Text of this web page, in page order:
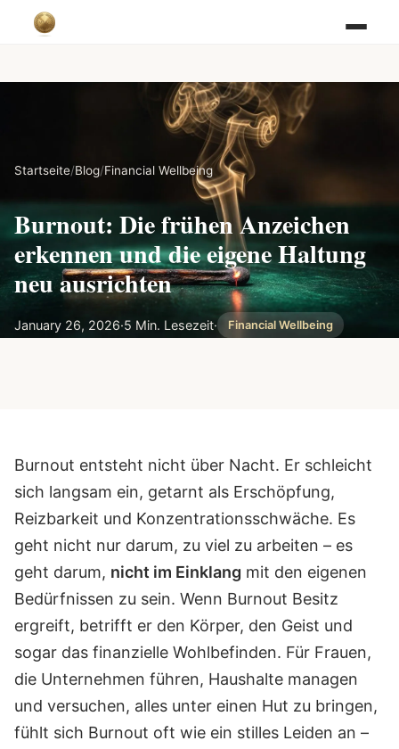
Startseite/Blog/Financial Wellbeing
Burnout: Die frühen Anzeichen
erkennen und die eigene Haltung
neu ausrichten
January 26, 2026·5 Min. Lesezeit· Financial Wellbeing
Burnout entsteht nicht über Nacht. Er schleicht
sich langsam ein, getarnt als Erschöpfung,
Reizbarkeit und Konzentrationsschwäche. Es
geht nicht nur darum, zu viel zu arbeiten – es
geht darum, nicht im Einklang mit den eigenen
Bedürfnissen zu sein. Wenn Burnout Besitz
ergreift, betrifft er den Körper, den Geist und
sogar das finanzielle Wohlbefinden. Für Frauen,
die Unternehmen führen, Haushalte managen
und versuchen, alles unter einen Hut zu bringen,
fühlt sich Burnout oft wie ein stilles Leiden an –